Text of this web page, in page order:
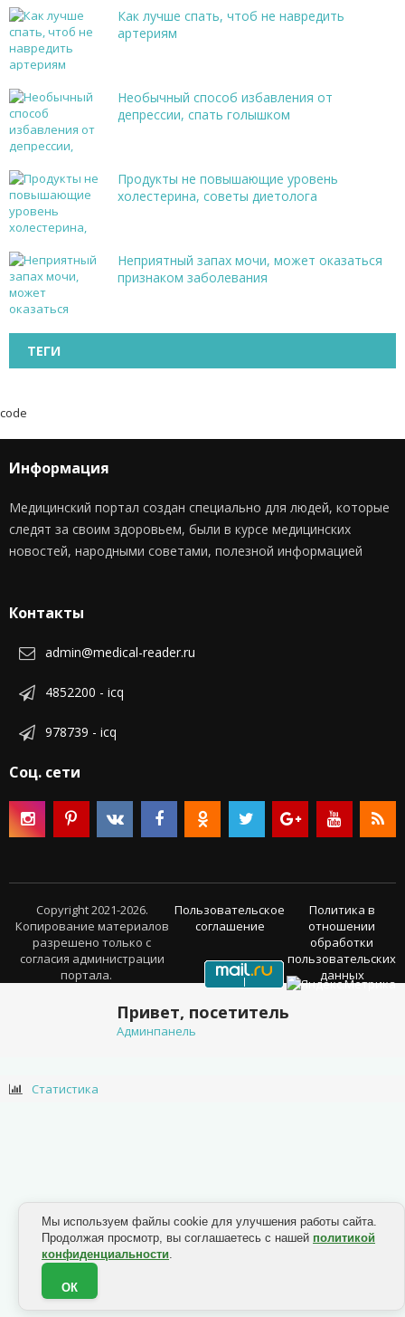
Как лучше спать, чтоб не навредить
артериям
Необычный способ избавления от
депрессии, спать голышком
Продукты не повышающие уровень
холестерина, советы диетолога
Неприятный запах мочи, может оказаться
признаком заболевания
ТЕГИ
code
Информация
Медицинский портал создан специально для людей, которые
следят за своим здоровьем, были в курсе медицинских
новостей, народными советами, полезной информацией
Контакты
admin@medical-reader.ru
4852200 - icq
978739 - icq
Соц. сети
Copyright 2021-2026.
Копирование материалов
разрешено только с
согласия администрации
портала.
Пользовательское
соглашение
Политика в
отношении
обработки
пользовательских
данных
Привет, посетитель
Админпанель
Статистика
Мы используем файлы cookie для улучшения работы сайта.
Продолжая просмотр, вы соглашаетесь с нашей политикой
конфиденциальности.
ОК